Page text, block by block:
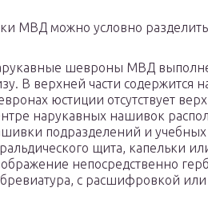
МВД можно условно
шевроны МВД
В верхней части
юстиции отсутствует
нарукавных нашивок
подразделений и
щита, капельки
непосредственно
с расшифровкой или